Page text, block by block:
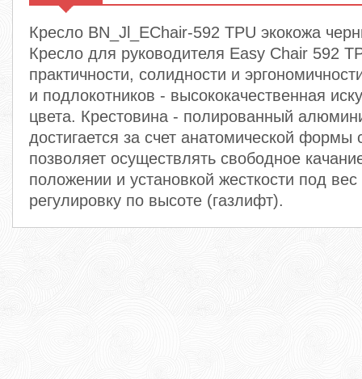
Кресло BN_Jl_EChair-592 TPU экокожа
Кресло для руководителя Easy Chair 592
практичности, солидности и
и подлокотников - высококачественная
цвета. Крестовина - полированный
достигается за счет анатомической
позволяет осуществлять свободное
положении и установкой жесткости под
регулировку по высоте (газлифт).